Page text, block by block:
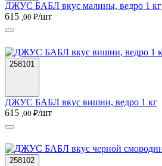
ДЖУС БАБЛ вкус малины, ведро 1 кг
615 ,00 ₽/шт
258101
ДЖУС БАБЛ вкус вишни, ведро 1 кг
615 ,00 ₽/шт
258102